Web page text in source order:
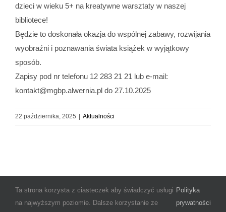
dzieci w wieku 5+ na kreatywne warsztaty w naszej
bibliotece!
Będzie to doskonała okazja do wspólnej zabawy, rozwijania
wyobraźni i poznawania świata książek w wyjątkowy
sposób.
Zapisy pod nr telefonu 12 283 21 21 lub e-mail:
kontakt@mgbp.alwernia.pl do 27.10.2025
22 października, 2025 Aktualności
© Copyright 2025 Miejsko-Gminna Biblioteka Publiczna im. Janiny
Rogalskiej w Alwerni | Wszystkie prawa zastrzeżone | Create byCRE-
Ta strona korzysta z ciasteczek aby świadczyć usługi
na najwyższym poziomie. Dalsze korzystanie ze
Polityka
prywatności